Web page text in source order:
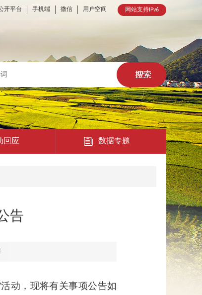
网站支持IPv6
开平台 手机端 微信 用户空间
回应
谈
数据专题
告
动，现将有关事项公告如